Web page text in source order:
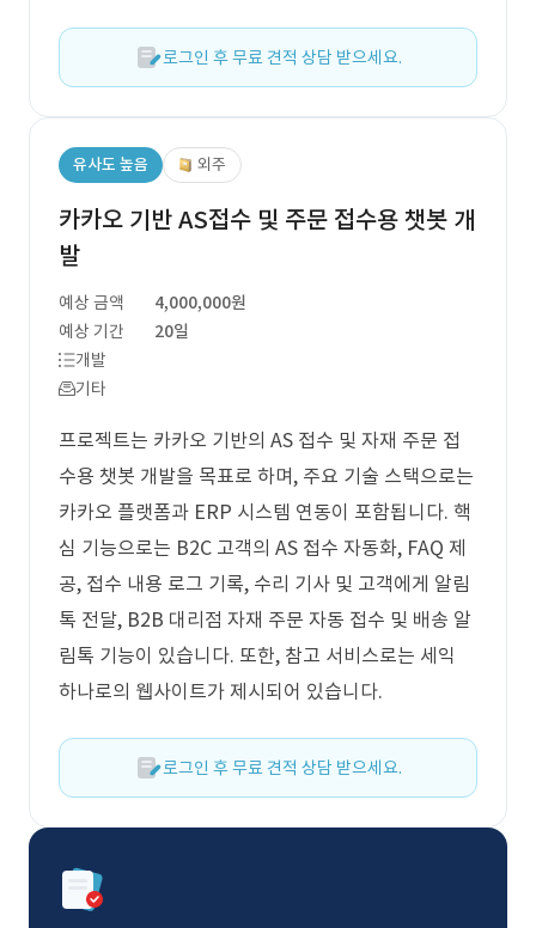
로그인 후 무료 견적 상담 받으세요.
유사도 높음 외주
카카오 기반 AS접수 및 주문 접수용 챗봇 개
발
예상 금액
4,000,000원
예상 기간
20일
개발
기타
프로젝트는 카카오 기반의 AS 접수 및 자재 주문 접
수용 챗봇 개발을 목표로 하며, 주요 기술 스택으로는
카카오 플랫폼과 ERP 시스템 연동이 포함됩니다. 핵
심 기능으로는 B2C 고객의 AS 접수 자동화, FAQ 제
공, 접수 내용 로그 기록, 수리 기사 및 고객에게 알림
톡 전달, B2B 대리점 자재 주문 자동 접수 및 배송 알
림톡 기능이 있습니다. 또한, 참고 서비스로는 세익
하나로의 웹사이트가 제시되어 있습니다.
로그인 후 무료 견적 상담 받으세요.